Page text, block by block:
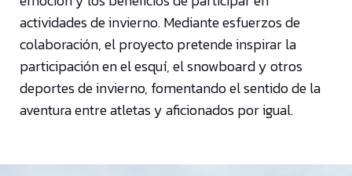
actividades de invierno. Mediante esfuerzos de
colaboración, el proyecto pretende inspirar la
participación en el esquí, el snowboard y otros
deportes de invierno, fomentando el sentido de la
aventura entre atletas y aficionados por igual.